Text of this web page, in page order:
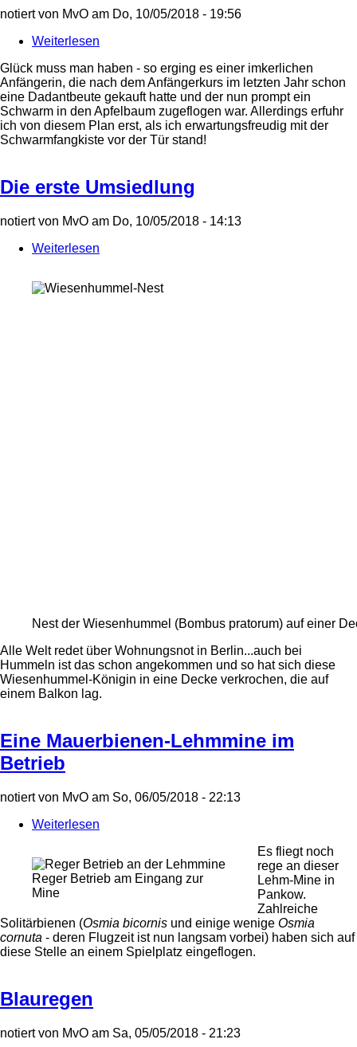
notiert von MvO am Do, 10/05/2018 - 19:56
Weiterlesen
erste
Schwarm
des
Jahres
Glück muss man haben - so erging es einer imkerlichen
Anfängerin, die nach dem Anfängerkurs im letzten Jahr schon
eine Dadantbeute gekauft hatte und der nun prompt ein
Schwarm in den Apfelbaum zugeflogen war. Allerdings erfuhr
ich von diesem Plan erst, als ich erwartungsfreudig mit der
Schwarmfangkiste vor der Tür stand!
Die erste Umsiedlung
notiert von MvO am Do, 10/05/2018 - 14:13
Weiterlesen
Umsiedlung
Nest der Wiesenhummel (Bombus pratorum) auf einer
Alle Welt redet über Wohnungsnot in Berlin...auch bei
Hummeln ist das schon angekommen und so hat sich diese
Wiesenhummel-Königin in eine Decke verkrochen, die auf
einem Balkon lag.
Eine Mauerbienen-Lehmmine im
Betrieb
notiert von MvO am So, 06/05/2018 - 22:13
Weiterlesen
Lehmmine
im
Reger Betrieb am Eingang zur
Mine
Es fliegt noch
rege an dieser
Lehm-Mine in
Pankow.
Zahlreiche
Solitärbienen (Osmia bicornis und einige wenige Osmia
cornuta - deren Flugzeit ist nun langsam vorbei) haben sich auf
diese Stelle an einem Spielplatz eingeflogen.
Blauregen
notiert von MvO am Sa, 05/05/2018 - 21:23